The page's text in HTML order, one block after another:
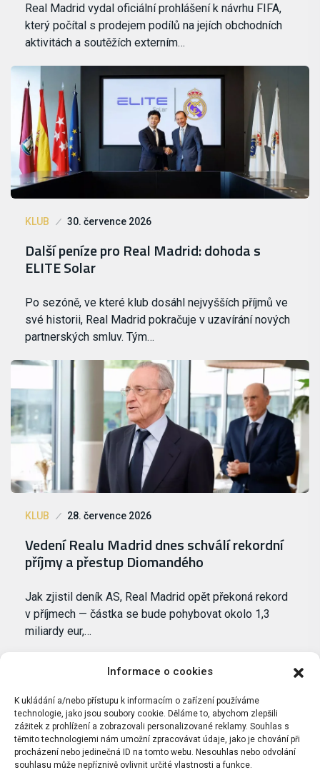
Informace o cookies
K ukládání a/nebo přístupu k informacím o zařízení používáme
technologie, jako jsou soubory cookie. Děláme to, abychom zlepšili
zážitek z prohlížení a zobrazovali personalizované reklamy. Souhlas s
těmito technologiemi nám umožní zpracovávat údaje, jako je chování při
procházení nebo jedinečná ID na tomto webu. Nesouhlas nebo odvolání
souhlasu může nepříznivě ovlivnit určité vlastnosti a funkce.
Real Madrid vydal oficiální prohlášení k návrhu FIFA,
který počítal s prodejem podílů na jejích obchodních
aktivitách a soutěžích externím…
KLUB 30. července 2026
Další peníze pro Real Madrid: dohoda s
ELITE Solar
Po sezóně, ve které klub dosáhl nejvyšších příjmů ve
své historii, Real Madrid pokračuje v uzavírání nových
partnerských smluv. Tým…
KLUB 28. července 2026
Vedení Realu Madrid dnes schválí rekordní
příjmy a přestup Diomandého
Jak zjistil deník AS, Real Madrid opět překoná rekord
v příjmech — částka se bude pohybovat okolo 1,3
miliardy eur,…